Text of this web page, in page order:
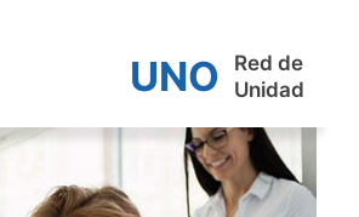
UNO
Red de
Unidad